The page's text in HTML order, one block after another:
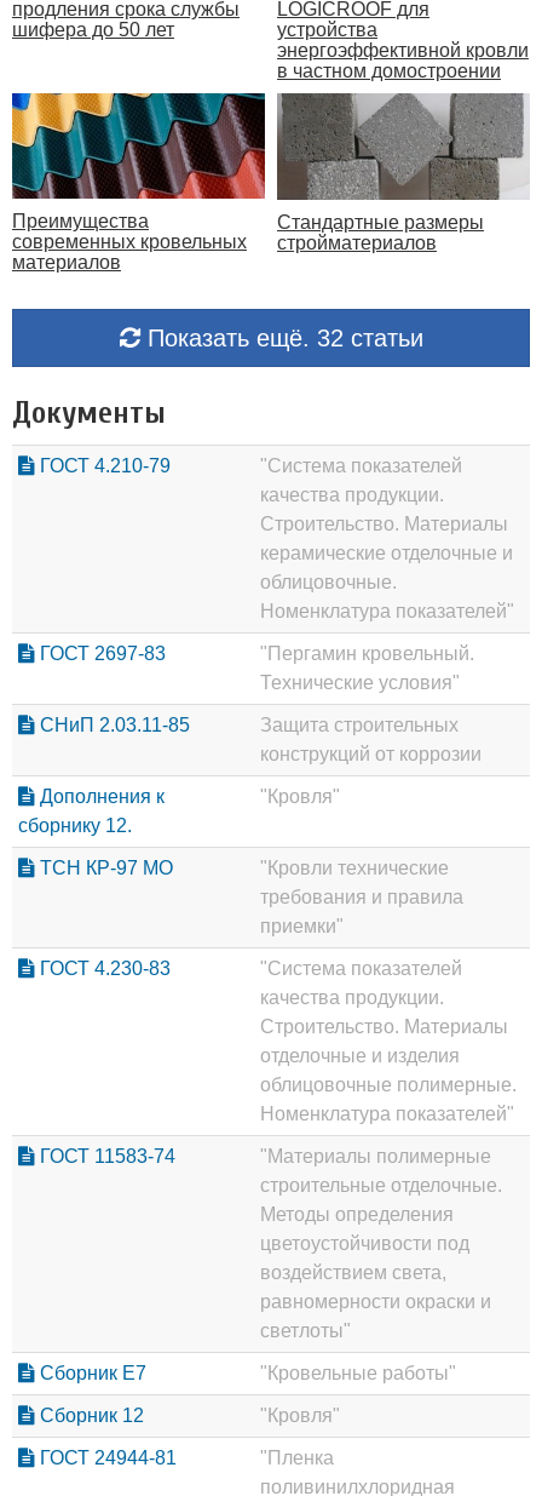
продления срока службы
шифера до 50 лет
LOGICROOF для
устройства
энергоэффективной кровли
в частном домостроении
Преимущества
современных кровельных
материалов
Стандартные размеры
стройматериалов
Показать ещё. 32 статьи
Документы
ГОСТ 4.210-79
"Система показателей
качества продукции.
Строительство. Материалы
керамические отделочные и
облицовочные.
Номенклатура показателей"
ГОСТ 2697-83
"Пергамин кровельный.
Технические условия"
СНиП 2.03.11-85
Защита строительных
конструкций от коррозии
Дополнения к
сборнику 12.
"Кровля"
ТСН КР-97 МО
"Кровли технические
требования и правила
приемки"
ГОСТ 4.230-83
"Система показателей
качества продукции.
Строительство. Материалы
отделочные и изделия
облицовочные полимерные.
Номенклатура показателей"
ГОСТ 11583-74
"Материалы полимерные
строительные отделочные.
Методы определения
цветоустойчивости под
воздействием света,
равномерности окраски и
светлоты"
Сборник Е7 "Кровельные работы"
Сборник 12 "Кровля"
ГОСТ 24944-81
"Пленка
поливинилхлоридная